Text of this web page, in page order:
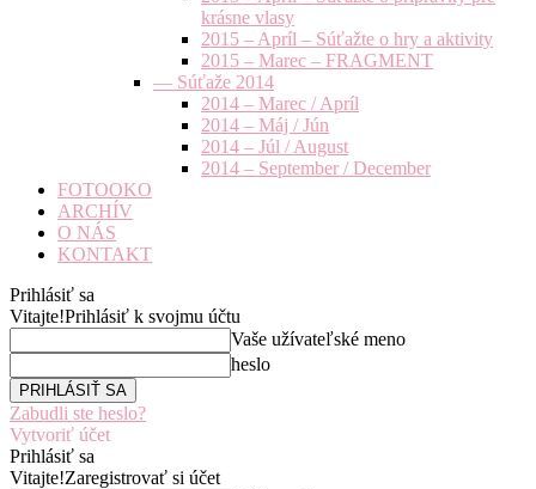
krásne vlasy
2015 – Apríl – Súťažte o hry a aktivity
2015 – Marec – FRAGMENT
— Súťaže 2014
2014 – Marec / Apríl
2014 – Máj / Jún
2014 – Júl / August
2014 – September / December
FOTOOKO
ARCHÍV
O NÁS
KONTAKT
Prihlásiť sa
Vitajte!Prihlásiť k svojmu účtu
Vaše užívateľské meno
heslo
Zabudli ste heslo?
Vytvoriť účet
Prihlásiť sa
Vitajte!Zaregistrovať si účet